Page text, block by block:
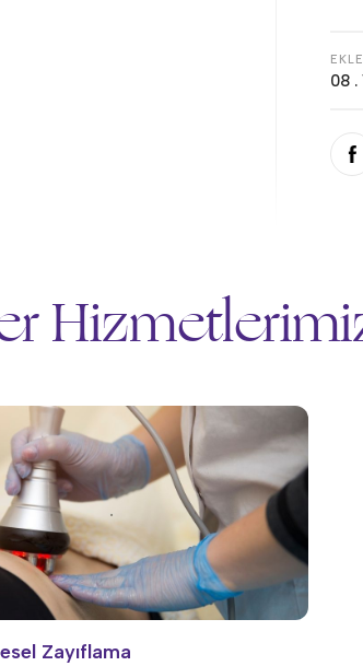
08 .
Zayıflama